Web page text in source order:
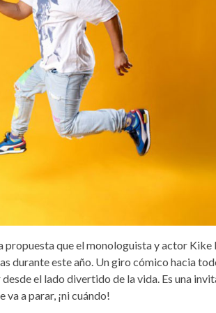
propuesta que el monologuista y actor Kike
durante este año. Un giro cómico hacia
el lado divertido de la vida. Es una
va a parar, ¡ni cuándo!